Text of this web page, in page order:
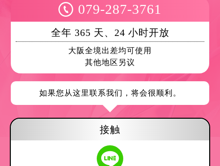
079-287-3761
全年 365 天、24 小时开放
大阪全境出差均可使用
其他地区另议
接触
如果您从这里联系我们，将会很顺利。